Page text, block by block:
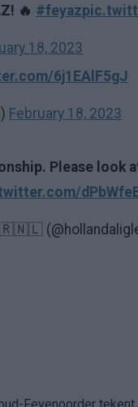
🔥 #feyaz
18, 2023
6j1EAlF5gJ
February 18, 2023
Please look
Feyenoorder